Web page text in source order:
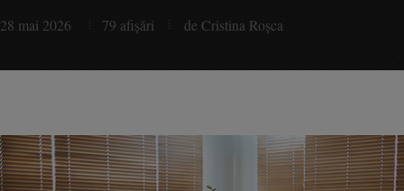
28 mai 2026 79 afişări de Cristina Roşca